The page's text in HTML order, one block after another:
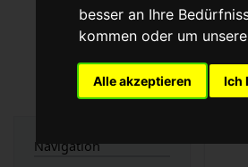
besser an Ihre
kommen oder um
Alle akzeptieren Ich
Navigation